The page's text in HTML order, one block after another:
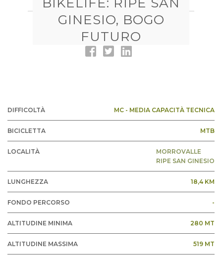
GINESIO, BOGO
FUTURO
DIFFICOLTÀ MC - MEDIA CAPACITÀ TECNICA
BICICLETTA MTB
LOCALITÀ
MORROVALLE
RIPE SAN GINESIO
LUNGHEZZA 18,4 KM
FONDO PERCORSO -
ALTITUDINE MINIMA 280 MT
ALTITUDINE MASSIMA 519 MT